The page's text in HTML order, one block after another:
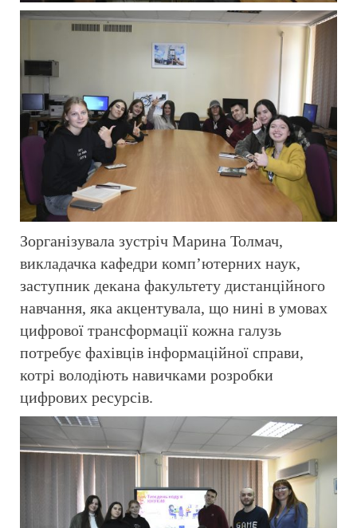
Зорганізувала зустріч Марина Толмач,
викладачка кафедри комп’ютерних наук,
заступник декана факультету дистанційного
навчання, яка акцентувала, що нині в умовах
цифрової трансформації кожна галузь
потребує фахівців інформаційної справи,
котрі володіють навичками розробки
цифрових ресурсів.